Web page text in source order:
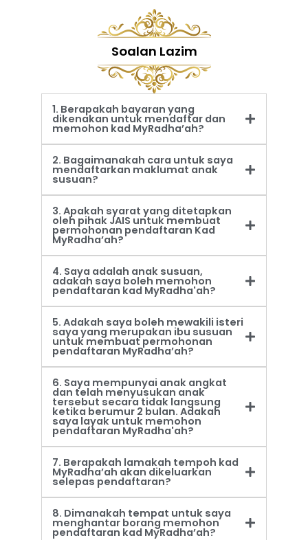
Soalan Lazim
1. Berapakah bayaran yang
dikenakan untuk mendaftar dan
memohon kad MyRadha’ah?
2. Bagaimanakah cara untuk saya
mendaftarkan maklumat anak
susuan?
3. Apakah syarat yang ditetapkan
oleh pihak JAIS untuk membuat
permohonan pendaftaran Kad
MyRadha’ah?
4. Saya adalah anak susuan,
adakah saya boleh memohon
pendaftaran kad MyRadha'ah?
5. Adakah saya boleh mewakili isteri
saya yang merupakan ibu susuan
untuk membuat permohonan
pendaftaran MyRadha’ah?
6. Saya mempunyai anak angkat
dan telah menyusukan anak
tersebut secara tidak langsung
ketika berumur 2 bulan. Adakah
saya layak untuk memohon
pendaftaran MyRadha'ah?
7. Berapakah lamakah tempoh kad
MyRadha’ah akan dikeluarkan
selepas pendaftaran?
8. Dimanakah tempat untuk saya
menghantar borang memohon
pendaftaran kad MyRadha’ah?